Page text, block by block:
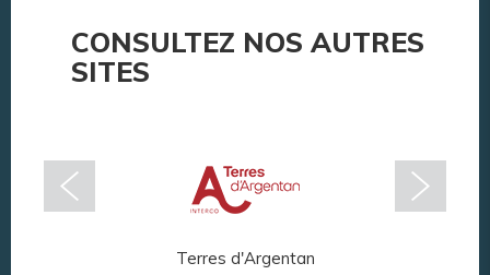
CONSULTEZ NOS AUTRES
SITES
Terres d'Argentan